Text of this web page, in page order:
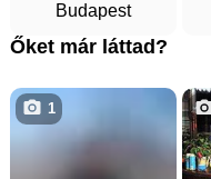
Budapest
Őket már láttad?
1